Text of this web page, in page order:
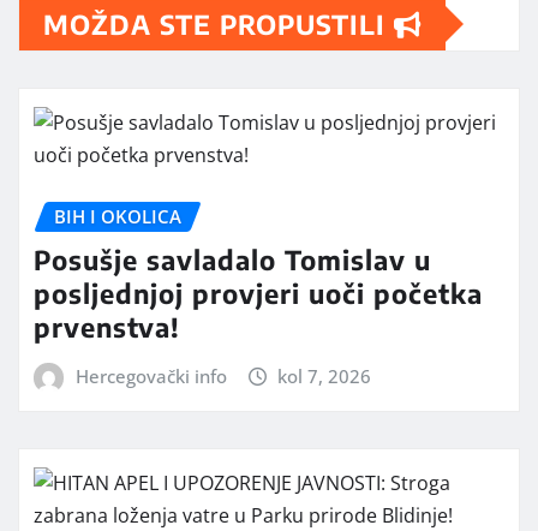
MOŽDA STE PROPUSTILI
BIH I OKOLICA
Posušje savladalo Tomislav u
posljednjoj provjeri uoči početka
prvenstva!
Hercegovački info kol 7, 2026